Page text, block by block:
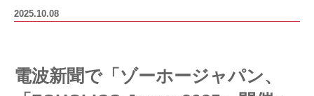
2025.10.08
電波新聞で「ゾーホージャパン、